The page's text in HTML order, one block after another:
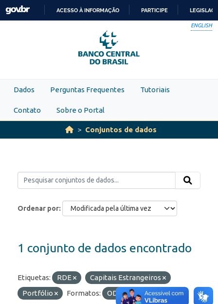
Skip to main content
PARA
O
CONTEÚDO
ACESSO À INFORMAÇÃO PARTICIPE
ENGLISH
Dados Perguntas Frequentes Tutoriais
Contato Sobre o Portal
Conjuntos de dados
Ordenar por
1 conjunto de dados encontrado
Etiquetas: RDE
Capitais Estrangeiros
Portfólio
Formatos: OData
HTML